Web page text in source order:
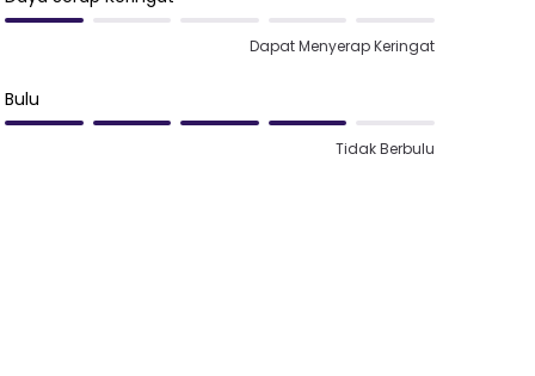
Dapat Menyerap Keringat
Bulu
Tidak Berbulu